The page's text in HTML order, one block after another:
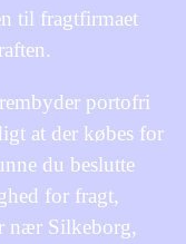
til fragtfirmaet
portofri
at der købes for
du beslutte
for fragt,
nær Silkeborg,